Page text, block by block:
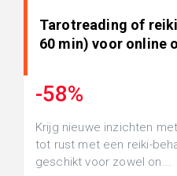
Tarotreading of
60 min) voor online
-58%
Krijg nieuwe inzichten
tot rust met een reiki-
geschikt voor zowel on...